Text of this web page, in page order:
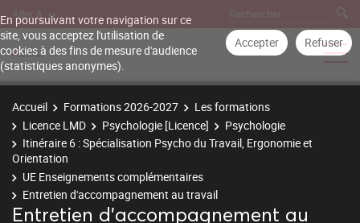
En poursuivant votre navigation sur ce
site, vous acceptez l'utilisation de
cookies à des fins de mesure d'audience
(statistiques anonymes).
Accepter Refuser
Aller à
Accueil Formations 2026-2027
Les formations
Licence LMD
Psychologie [Licence]
Psychologie
Itinéraire 6 : Spécialisation Psycho du Travail, Ergonomie et
Orientation
UE Enseignements complémentaires
Entretien d'accompagnement au travail
Entretien d'accompagnement au